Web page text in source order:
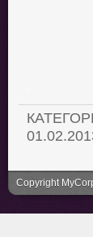
Copyright